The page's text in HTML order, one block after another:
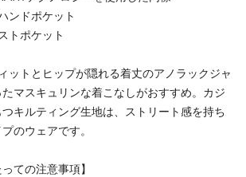
ンドポケット
トポケット
ットとヒップが隠れる着丈のアノラックジャ
マスキュリンな着こなしがおすすめ。カジ
キルティング生地は、ストリート感を持ち
のウェアです。
ての注意事項】